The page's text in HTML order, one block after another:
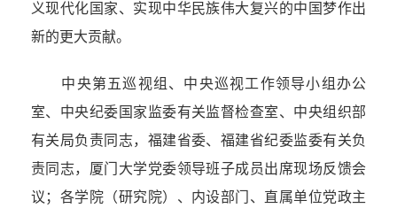
义现代化国家、实现中华民族伟大复兴的中国梦作出
新的更大贡献。
中央第五巡视组、中央巡视工作领导小组办公
室、中央纪委国家监委有关监督检查室、中央组织部
有关局负责同志，福建省委、福建省纪委监委有关负
责同志，厦门大学党委领导班子成员出席现场反馈会
议；各学院（研究院）、内设部门、直属单位党政主